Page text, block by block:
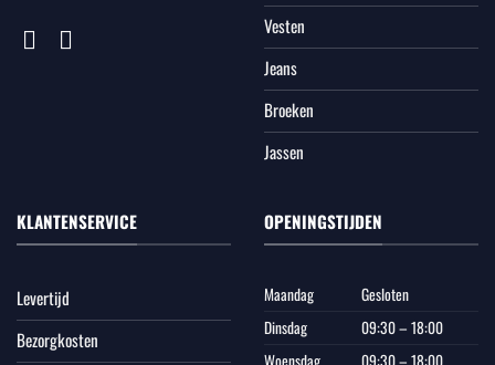
Vesten
Jeans
Broeken
Jassen
KLANTENSERVICE
Levertijd
Bezorgkosten
OPENINGSTIJDEN
Maandag
Gesloten
Dinsdag
09:30 – 18:00